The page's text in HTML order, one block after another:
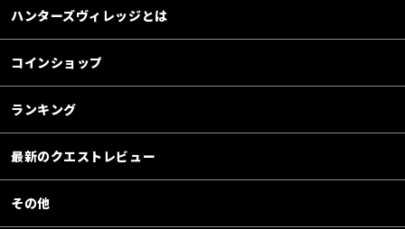
ハンターズヴィレッジとは
コインショップ
ランキング
最新のクエストレビュー
その他